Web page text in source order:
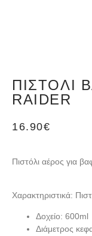
ΠΙΣΤΌΛΙ
RAIDER
16.90€
Πιστόλι αέρος για
Χαρακτηριστικά:
Δοχείο: 600ml
Διάμετρος